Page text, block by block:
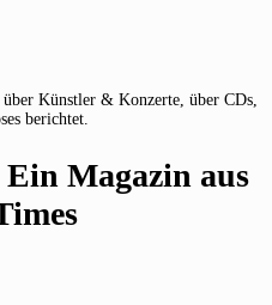
Künstler & Konzerte, über CDs,
berichtet.
Magazin aus